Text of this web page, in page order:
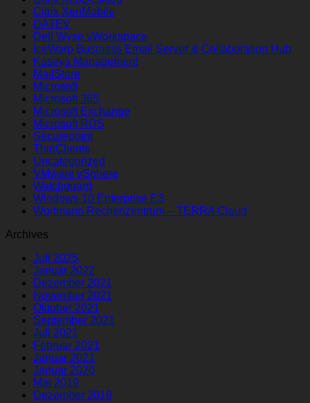
Citrix XenMobile
DATEV
Dell Wyse vWorkspace
IceWarp Business Email Server & Collaboration Hub
Kaseya Management
MailStore
Microsoft
Microsoft 365
Microsoft Exchange
Microsoft RDS
Securepoint
ThinClients
Uncategorized
VMware vSphere
Watchguard
Windows 10 Enterprise E3
Wortmann Rechenzentrum – TERRA Cloud
Archives
Juli 2025
Januar 2022
Dezember 2021
November 2021
Oktober 2021
September 2021
Juli 2021
Februar 2021
Januar 2021
Januar 2020
Mai 2019
Dezember 2018